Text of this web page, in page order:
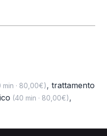
min · 80,00€), trattamento
(40 min · 80,00€),